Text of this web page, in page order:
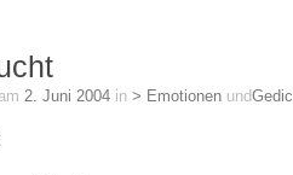
2. Juni 2004 in > Emotionen und